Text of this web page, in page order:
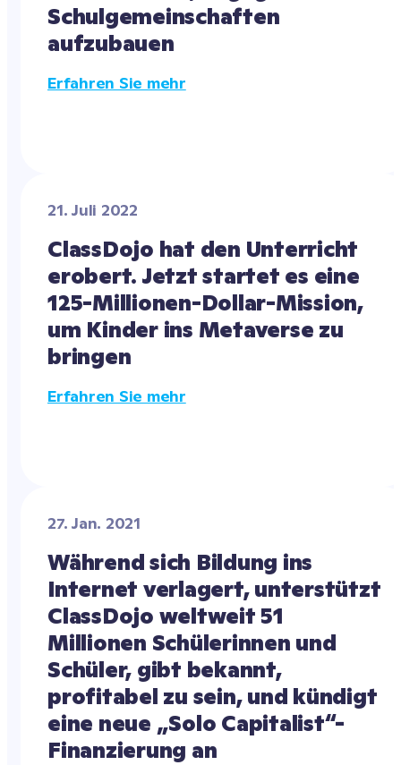
Schulgemeinschaften
aufzubauen
Erfahren Sie mehr
21. Juli 2022
ClassDojo hat den Unterricht
erobert. Jetzt startet es eine
125-Millionen-Dollar-Mission,
um Kinder ins Metaverse zu
bringen
Erfahren Sie mehr
27. Jan. 2021
Während sich Bildung ins
Internet verlagert, unterstützt
ClassDojo weltweit 51
Millionen Schülerinnen und
Schüler, gibt bekannt,
profitabel zu sein, und kündigt
eine neue „Solo Capitalist“-
Finanzierung an